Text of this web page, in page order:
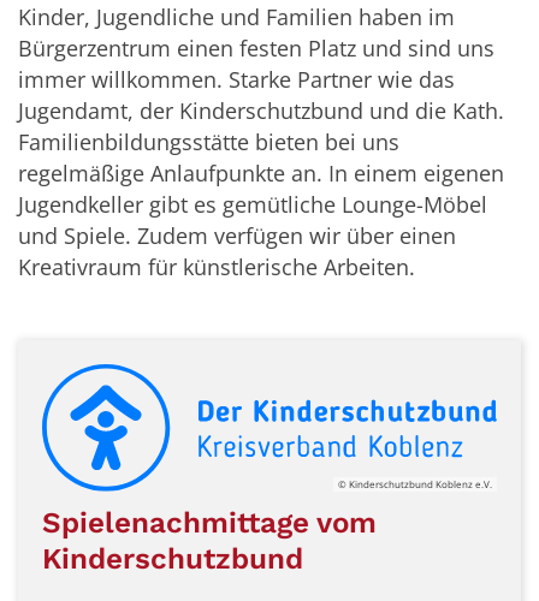
Kinder, Jugendliche und Familien haben im
Bürgerzentrum einen festen Platz und sind uns
immer willkommen. Starke Partner wie das
Jugendamt, der Kinderschutzbund und die Kath.
Familienbildungsstätte bieten bei uns
regelmäßige Anlaufpunkte an. In einem eigenen
Jugendkeller gibt es gemütliche Lounge-Möbel
und Spiele. Zudem verfügen wir über einen
Kreativraum für künstlerische Arbeiten.
© Kinderschutzbund Koblenz e.V.
Spielenachmittage vom
Kinderschutzbund